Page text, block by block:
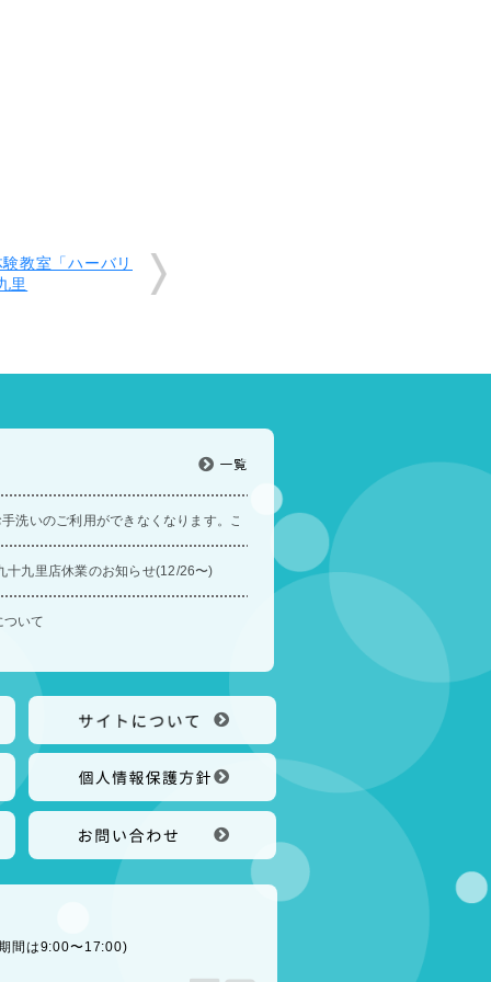
教室「ハーバリ
里
一覧
洗いのご利用ができなくなります。ご迷惑をおかけいたします。
十九里店休業のお知らせ(12/26〜)
ついて
間は9:00〜17:00)